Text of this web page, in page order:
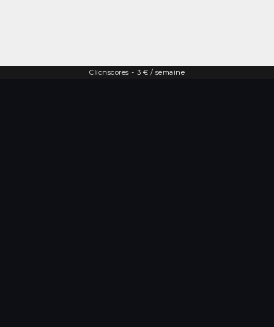
Clicnscores - 3 € / semaine